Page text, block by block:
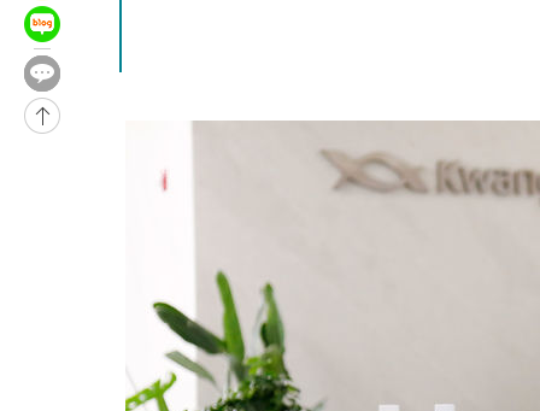
-18462초 전 >
-18343초 전 >
압수수색
-18098초 전 >
-17894초 전 >
[속보]삼성전자·SK하이닉스 동반 강보합…1%대 상승 출발
[속보]코스닥, 5.95포인트(0.74%) 상승한 807.62개장
[속보]코스피, 6300선 재탈환…1.09% 오른 6365.07 개장
이란, 호르무즈서 "적국 목표물들"과 대치로 남부 케슘섬에서
[속보]美, 폴리실리콘 수입 규제…파생제품 15% 관세, 120일
[속보]트럼프, 美 원정출산 금지 행정명령 서명
[속보] 뉴욕증시, 일제 하락 마감…나스닥 0.06%↓